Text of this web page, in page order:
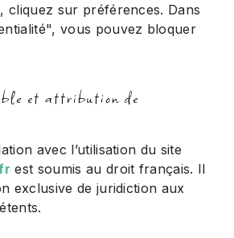
cliquez sur préférences. Dans
vous pouvez bloquer
et attribution de
avec l’utilisation du site
est soumis au droit français. Il
exclusive de juridiction aux